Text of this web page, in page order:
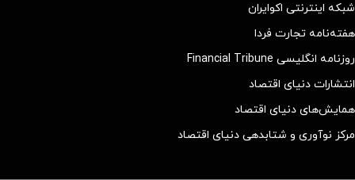
شبکه اینترنتی اکوایران
هفته‌نامه تجارت فردا
روزنامه انگلیسی Financial Tribune
انتشارات دنیای اقتصاد
همایش‌های دنیای اقتصاد
مرکز نوآوری و شتابدهی دنیای اقتصاد